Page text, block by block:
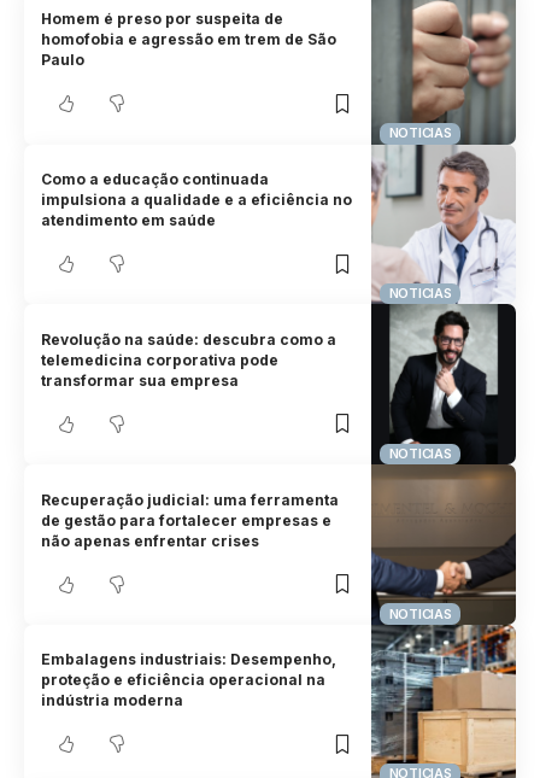
NOTICIAS
Homem é preso por suspeita de
homofobia e agressão em trem de São
Paulo
NOTICIAS
Como a educação continuada
impulsiona a qualidade e a eficiência no
atendimento em saúde
NOTICIAS
Revolução na saúde: descubra como a
telemedicina corporativa pode
transformar sua empresa
NOTICIAS
Recuperação judicial: uma ferramenta
de gestão para fortalecer empresas e
não apenas enfrentar crises
NOTICIAS
Embalagens industriais: Desempenho,
proteção e eficiência operacional na
indústria moderna